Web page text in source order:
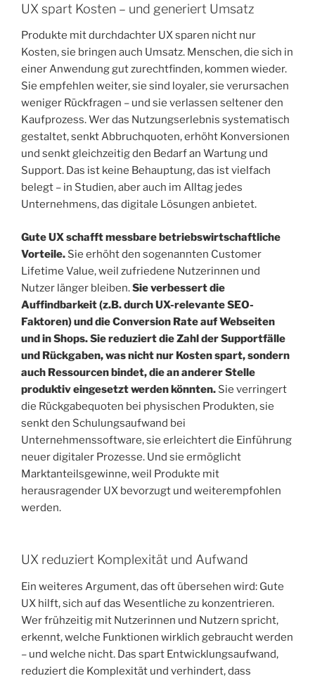
UX spart Kosten – und generiert Umsatz
Produkte mit durchdachter UX sparen nicht nur
Kosten, sie bringen auch Umsatz. Menschen, die sich in
einer Anwendung gut zurechtfinden, kommen wieder.
Sie empfehlen weiter, sie sind loyaler, sie verursachen
weniger Rückfragen – und sie verlassen seltener den
Kaufprozess. Wer das Nutzungserlebnis systematisch
gestaltet, senkt Abbruchquoten, erhöht Konversionen
und senkt gleichzeitig den Bedarf an Wartung und
Support. Das ist keine Behauptung, das ist vielfach
belegt – in Studien, aber auch im Alltag jedes
Unternehmens, das digitale Lösungen anbietet.
Gute UX schafft messbare betriebswirtschaftliche
Vorteile. Sie erhöht den sogenannten Customer
Lifetime Value, weil zufriedene Nutzerinnen und
Nutzer länger bleiben.Sie verbessert die
Auffindbarkeit (z.B. durch UX-relevante SEO-
Faktoren) und die Conversion Rate auf Webseiten
und in Shops.Sie reduziert die Zahl der Supportfälle
und Rückgaben, was nicht nur Kosten spart, sondern
auch Ressourcen bindet, die an anderer Stelle
produktiv eingesetzt werden könnten. Sie verringert
die Rückgabequoten bei physischen Produkten, sie
senkt den Schulungsaufwand bei
Unternehmenssoftware, sie erleichtert die Einführung
neuer digitaler Prozesse. Und sie ermöglicht
Marktanteilsgewinne, weil Produkte mit
herausragender UX bevorzugt und weiterempfohlen
werden.
UX reduziert Komplexität und Aufwand
Ein weiteres Argument, das oft übersehen wird: Gute
UX hilft, sich auf das Wesentliche zu konzentrieren.
Wer frühzeitig mit Nutzerinnen und Nutzern spricht,
erkennt, welche Funktionen wirklich gebraucht werden
– und welche nicht. Das spart Entwicklungsaufwand,
reduziert die Komplexität und verhindert, dass